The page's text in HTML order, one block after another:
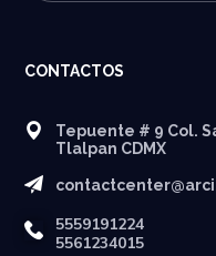
CONTACTOS
Tepuente # 9 Col.
Tlalpan CDMX
5559191224
5561234015